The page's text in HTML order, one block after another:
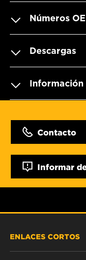
Números OE
Descargas
Información
Contacto
Informar
ENLACES CORTOS